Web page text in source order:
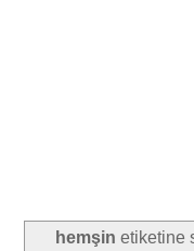
hemşin etiketine